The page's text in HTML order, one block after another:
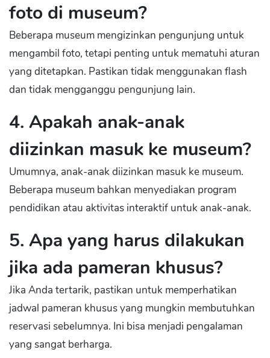
foto di museum?
Beberapa museum mengizinkan pengunjung untuk
mengambil foto, tetapi penting untuk mematuhi aturan
yang ditetapkan. Pastikan tidak menggunakan flash
dan tidak mengganggu pengunjung lain.
4. Apakah anak-anak
diizinkan masuk ke museum?
Umumnya, anak-anak diizinkan masuk ke museum.
Beberapa museum bahkan menyediakan program
pendidikan atau aktivitas interaktif untuk anak-anak.
5. Apa yang harus dilakukan
jika ada pameran khusus?
Jika Anda tertarik, pastikan untuk memperhatikan
jadwal pameran khusus yang mungkin membutuhkan
reservasi sebelumnya. Ini bisa menjadi pengalaman
yang sangat berharga.